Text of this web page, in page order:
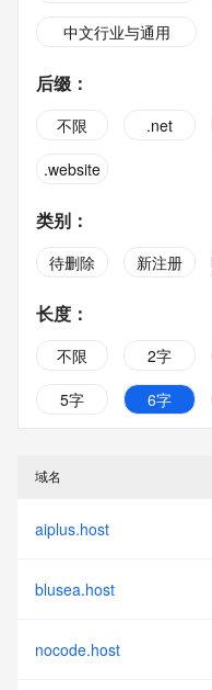
中文行业与通用
后缀 ：
不限 .net
.website
类别 ：
待删除 新注册
长度 ：
不限 2字
5字
6字
域名
aiplus.host
blusea.host
nocode.host